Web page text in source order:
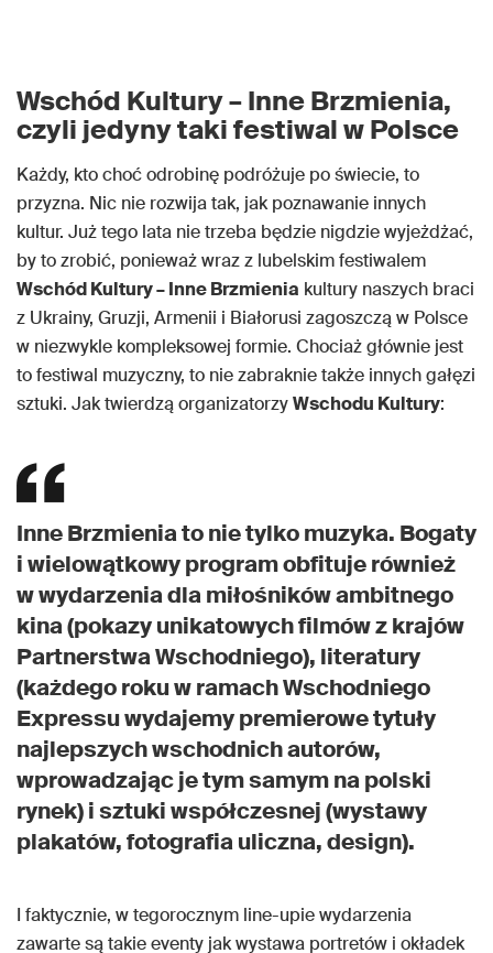
Wschód Kultury – Inne Brzmienia,
czyli jedyny taki festiwal w Polsce
Każdy, kto choć odrobinę podróżuje po świecie, to
przyzna. Nic nie rozwija tak, jak poznawanie innych
kultur. Już tego lata nie trzeba będzie nigdzie wyjeżdżać,
by to zrobić, ponieważ wraz z lubelskim festiwalem
Wschód Kultury – Inne Brzmienia kultury naszych braci
z Ukrainy, Gruzji, Armenii i Białorusi zagoszczą w Polsce
w niezwykle kompleksowej formie. Chociaż głównie jest
to festiwal muzyczny, to nie zabraknie także innych gałęzi
sztuki. Jak twierdzą organizatorzyWschodu Kultury:
Inne Brzmienia to nie tylko muzyka. Bogaty
i wielowątkowy program obfituje również
w wydarzenia dla miłośników ambitnego
kina (pokazy unikatowych filmów z krajów
Partnerstwa Wschodniego), literatury
(każdego roku w ramach Wschodniego
Expressu wydajemy premierowe tytuły
najlepszych wschodnich autorów,
wprowadzając je tym samym na polski
rynek) i sztuki współczesnej (wystawy
plakatów, fotografia uliczna, design).
I faktycznie, w tegorocznym line-upie wydarzenia
zawarte są takie eventy jak wystawa portretów i okładek